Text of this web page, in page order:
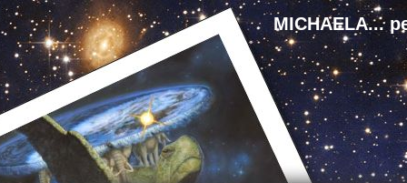
MICHAELA...